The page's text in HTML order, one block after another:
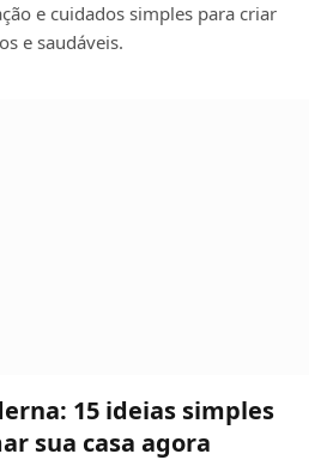
e cuidados simples para criar
e saudáveis.
15 ideias simples
sua casa agora